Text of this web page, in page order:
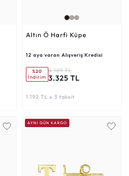
Altın Ö Harfi Küpe
12 aya varan Alışveriş Kredisi
%20
İndirim
4.189 TL
3.325 TL
1.192 TL x 3 taksit
AYNI GÜN KARGO